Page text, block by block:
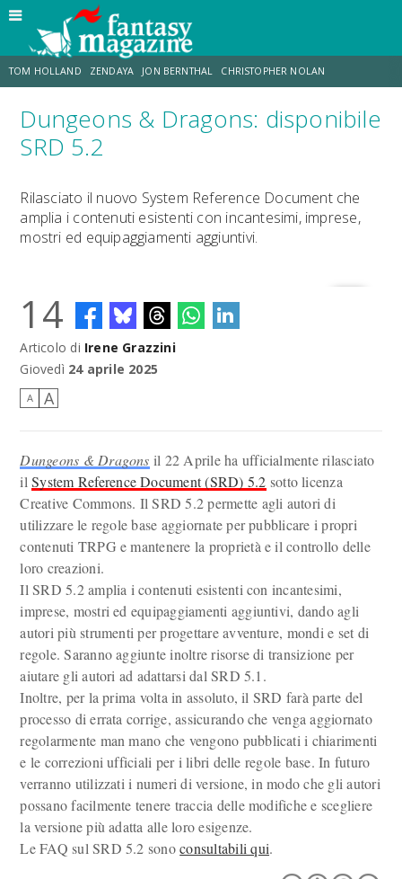
TOM HOLLAND ZENDAYA JON BERNTHAL CHRISTOPHER NOLAN
STRANIMONDI LUCCA COMICS & GAMES ODISSEA CHRIS MCKENNA
Dungeons & Dragons: disponibile
SRD 5.2
Rilasciato il nuovo System Reference Document che
amplia i contenuti esistenti con incantesimi, imprese,
mostri ed equipaggiamenti aggiuntivi.
14
Articolo di Irene Grazzini
Giovedì 24 aprile 2025
A A
Dungeons & Dragons il 22 Aprile ha ufficialmente rilasciato
ilSystem Reference Document (SRD) 5.2 sotto licenza
Creative Commons. Il SRD 5.2 permette agli autori di
utilizzare le regole base aggiornate per pubblicare i propri
contenuti TRPG e mantenere la proprietà e il controllo delle
loro creazioni.
Il SRD 5.2 amplia i contenuti esistenti con incantesimi,
imprese, mostri ed equipaggiamenti aggiuntivi, dando agli
autori più strumenti per progettare avventure, mondi e set di
regole. Saranno aggiunte inoltre risorse di transizione per
aiutare gli autori ad adattarsi dal SRD 5.1.
Inoltre, per la prima volta in assoluto, il SRD farà parte del
processo di errata corrige, assicurando che venga aggiornato
regolarmente man mano che vengono pubblicati i chiarimenti
e le correzioni ufficiali per i libri delle regole base. In futuro
verranno utilizzati i numeri di versione, in modo che gli autori
possano facilmente tenere traccia delle modifiche e scegliere
la versione più adatta alle loro esigenze.
Le FAQ sul SRD 5.2 sonoconsultabili qui.